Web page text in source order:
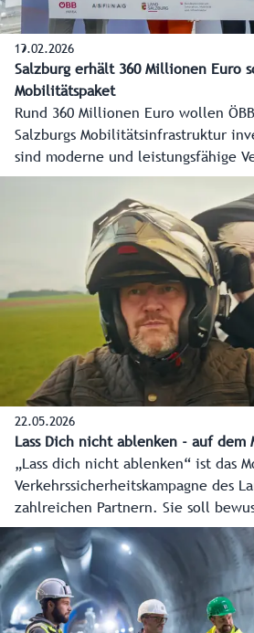
19.02.2026
Salzburg erhält 360 Millionen Euro
Mobilitätspaket
Rund 360 Millionen Euro wollen
Salzburgs Mobilitätsinfrastruktur
sind moderne und leistungsfähige
Bus, Bahn und Straße. Die Details
schweren Mobilitätspakets für
Landeshauptfrau Karoline
Peter Hanke gemeinsam mit ÖBB
Pressekonferenz präsentiert.
22.05.2026
Lass Dich nicht ablenken - auf dem
„Lass dich nicht ablenken“ ist das
Verkehrssicherheitskampagne des
zahlreichen Partnern. Sie soll
gefährlich Ablenkung, eine der
im Straßenverkehr ist.